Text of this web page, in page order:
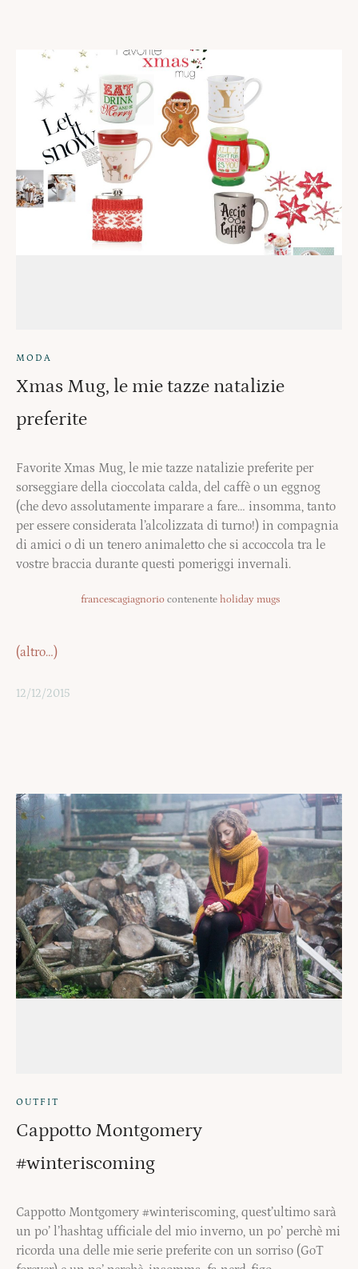
MODA
Xmas Mug, le mie tazze natalizie
preferite
Favorite Xmas Mug, le mie tazze natalizie preferite per
sorseggiare della cioccolata calda, del caffè o un eggnog
(che devo assolutamente imparare a fare… insomma, tanto
per essere considerata l’alcolizzata di turno!) in compagnia
di amici o di un tenero animaletto che si accoccola tra le
vostre braccia durante questi pomeriggi invernali.
francescagiagnorio contenente holiday mugs
(altro…)
12/12/2015
OUTFIT
Cappotto Montgomery
#winteriscoming
Cappotto Montgomery #winteriscoming, quest’ultimo sarà
un po’ l’hashtag ufficiale del mio inverno, un po’ perchè mi
ricorda una delle mie serie preferite con un sorriso (GoT